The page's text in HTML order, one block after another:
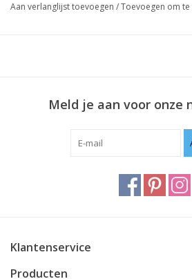
Aan verlanglijst toevoegen /Toevoegen om te
Meld je aan voor onze
Klantenservice
Producten